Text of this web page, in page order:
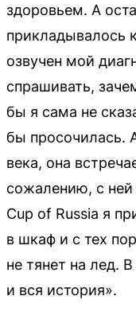
здоровьем. А
прикладывалось
озвучен мой
спрашивать,
бы я сама не
бы просочилась.
века, она
сожалению, с
Cup of Russia я
в шкаф и с тех
не тянет на лед.
и вся история».